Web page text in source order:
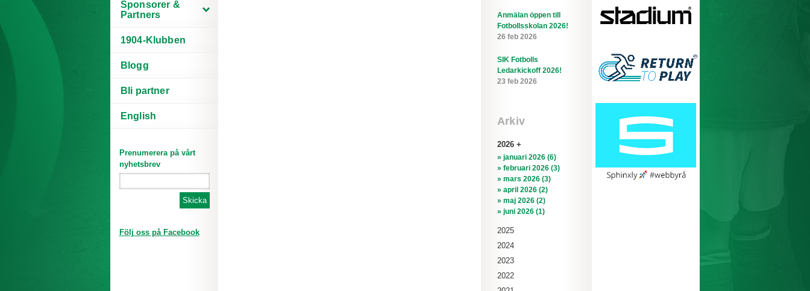
Sponsorer &
Partners
1904-Klubben
Blogg
Bli partner
English
Prenumerera på vårt
nyhetsbrev
Följ oss på Facebook
Anmälan öppen till
Fotbollsskolan 2026!
26 feb 2026
SIK Fotbolls
Ledarkickoff 2026!
23 feb 2026
Arkiv
2026
» januari 2026 (6)
» februari 2026 (3)
» mars 2026 (3)
» april 2026 (2)
» maj 2026 (2)
» juni 2026 (1)
2025
2024
2023
2022